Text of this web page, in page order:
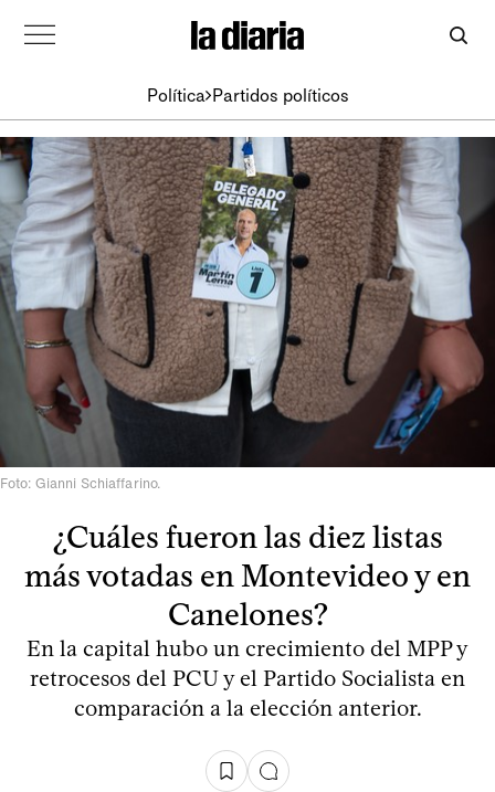
Política Partidos políticos
Foto: Gianni Schiaffarino.
¿Cuáles fueron las diez listas
más votadas en Montevideo y en
Canelones?
En la capital hubo un crecimiento del MPP y
retrocesos del PCU y el Partido Socialista en
comparación a la elección anterior.